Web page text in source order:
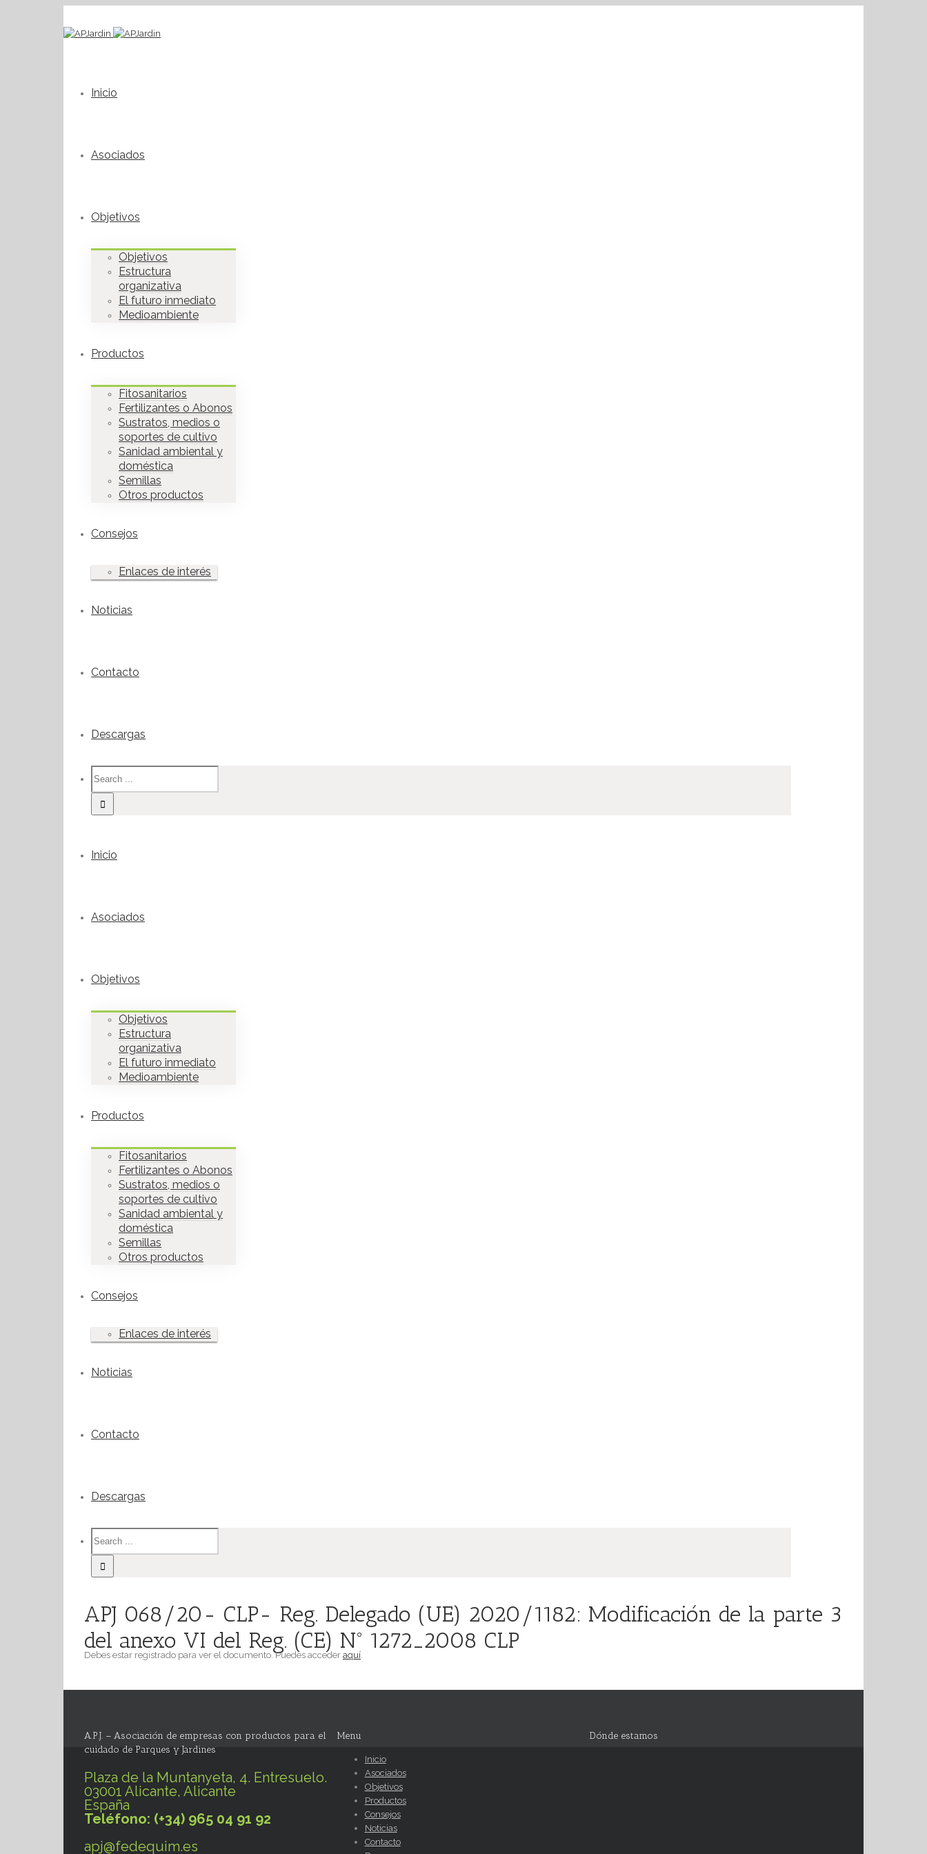
Inicio
Asociados
Objetivos
Objetivos
Estructura
organizativa
El futuro inmediato
Medioambiente
Productos
Fitosanitarios
Fertilizantes o Abonos
Sustratos, medios o
soportes de cultivo
Sanidad ambiental y
doméstica
Semillas
Otros productos
Consejos
Enlaces de interés
Noticias
Contacto
Descargas
Inicio
Asociados
Objetivos
Objetivos
Estructura
organizativa
El futuro inmediato
Medioambiente
Productos
Fitosanitarios
Fertilizantes o Abonos
Sustratos, medios o
soportes de cultivo
Sanidad ambiental y
doméstica
Semillas
Otros productos
Consejos
Enlaces de interés
Noticias
Contacto
Descargas
APJ 068/20- CLP- Reg. Delegado (UE) 2020/1182: Modificación de la parte 3
del anexo VI del Reg. (CE) Nº 1272_2008 CLP
Debes estar registrado para ver el documento. Puedes acceder aquí.
A.P.J. – Asociación de empresas con productos para el
cuidado de Parques y Jardines
Plaza de la Muntanyeta, 4. Entresuelo.
03001 Alicante, Alicante
España
Teléfono: (+34) 965 04 91 92
apj@fedequim.es
Menu
Inicio
Asociados
Objetivos
Productos
Consejos
Noticias
Contacto
Dónde estamos